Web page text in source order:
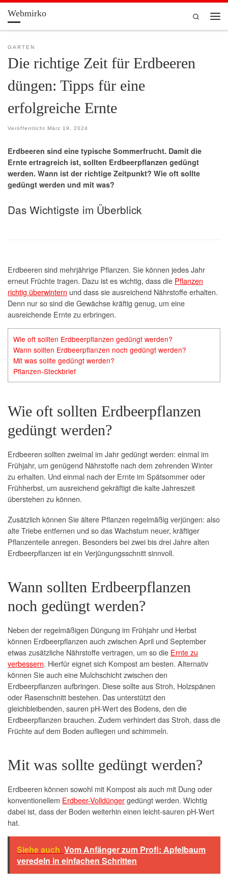
Zum Inhalt springen
Webmirko
Search
GARTEN
Die richtige Zeit für Erdbeeren
düngen: Tipps für eine
erfolgreiche Ernte
Veröffentlicht März 19, 2024
Erdbeeren sind eine typische Sommerfrucht. Damit die
Ernte ertragreich ist, sollten Erdbeerpflanzen gedüngt
werden. Wann ist der richtige Zeitpunkt? Wie oft sollte
gedüngt werden und mit was?
Das Wichtigste im Überblick
Erdbeeren sind mehrjährige Pflanzen. Sie können jedes Jahr
erneut Früchte tragen. Dazu ist es wichtig, dass die Pflanzen
richtig überwintern und dass sie ausreichend Nährstoffe erhalten.
Denn nur so sind die Gewächse kräftig genug, um eine
ausreichende Ernte zu erbringen.
Wie oft sollten Erdbeerpflanzen gedüngt werden?
Wann sollten Erdbeerpflanzen noch gedüngt werden?
Mit was sollte gedüngt werden?
Pflanzen-Steckbrief
Wie oft sollten Erdbeerpflanzen
gedüngt werden?
Erdbeeren sollten zweimal im Jahr gedüngt werden: einmal im
Frühjahr, um genügend Nährstoffe nach dem zehrenden Winter
zu erhalten. Und einmal nach der Ernte im Spätsommer oder
Frühherbst, um ausreichend gekräftigt die kalte Jahreszeit
überstehen zu können.
Zusätzlich können Sie ältere Pflanzen regelmäßig verjüngen: also
alte Triebe entfernen und so das Wachstum neuer, kräftiger
Pflanzenteile anregen. Besonders bei zwei bis drei Jahre alten
Erdbeerpflanzen ist ein Verjüngungsschnitt sinnvoll.
Wann sollten Erdbeerpflanzen
noch gedüngt werden?
Neben der regelmäßigen Düngung im Frühjahr und Herbst
können Erdbeerpflanzen auch zwischen April und September
etwas zusätzliche Nährstoffe vertragen, um so die Ernte zu
verbessern. Hierfür eignet sich Kompost am besten. Alternativ
können Sie auch eine Mulchschicht zwischen den
Erdbeerpflanzen aufbringen. Diese sollte aus Stroh, Holzspänen
oder Rasenschnitt bestehen. Das unterstützt den
gleichbleibenden, sauren pH-Wert des Bodens, den die
Erdbeerpflanzen brauchen. Zudem verhindert das Stroh, dass die
Früchte auf dem Boden aufliegen und schimmeln.
Mit was sollte gedüngt werden?
Erdbeeren können sowohl mit Kompost als auch mit Dung oder
konventionellem Erdbeer-Volldüngergedüngt werden. Wichtig
dabei ist, dass der Boden weiterhin einen leicht-sauren pH-Wert
hat.
Siehe auch Vom Anfänger zum Profi: Apfelbaum
veredeln in einfachen Schritten